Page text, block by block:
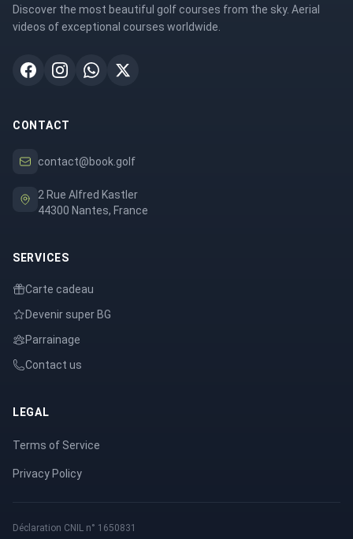
Discover the most beautiful golf courses from the sky. Aerial
videos of exceptional courses worldwide.
CONTACT
contact@book.golf
2 Rue Alfred Kastler
44300 Nantes, France
SERVICES
Carte cadeau
Devenir super BG
Parrainage
Contact us
LEGAL
Terms of Service
Privacy Policy
Déclaration CNIL n° 1650831